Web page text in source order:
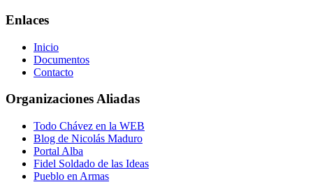
Enlaces
Inicio
Documentos
Contacto
Organizaciones Aliadas
Todo Chávez en la WEB
Blog de Nicolás Maduro
Portal Alba
Fidel Soldado de las Ideas
Pueblo en Armas